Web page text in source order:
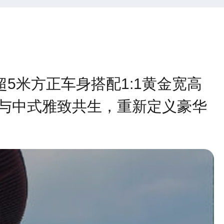
米方正车身搭配1:1黄金宽高
中式雅致共生，重新定义豪华